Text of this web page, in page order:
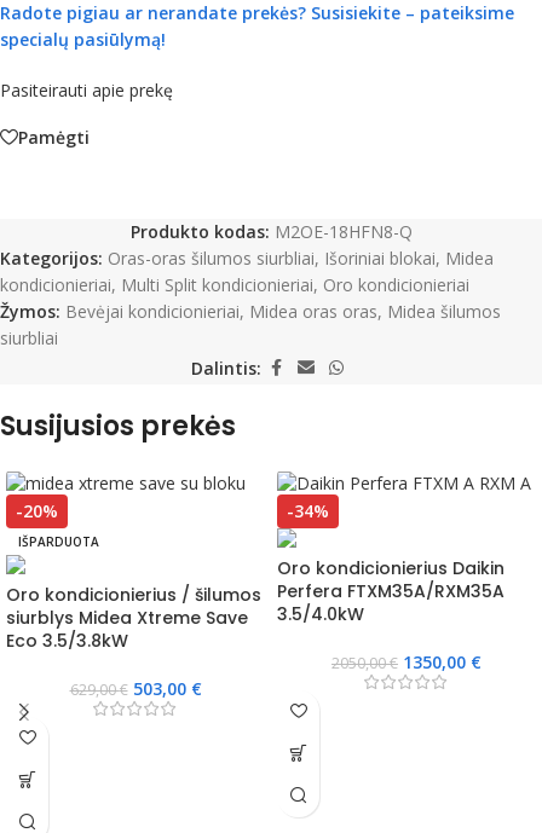
Radote pigiau ar nerandate prekės? Susisiekite – pateiksime
specialų pasiūlymą!
Pasiteirauti apie prekę
Pamėgti
Produkto kodas: M2OE-18HFN8-Q
Kategorijos: Oras-oras šilumos siurbliai, Išoriniai blokai, Midea
kondicionieriai, Multi Split kondicionieriai, Oro kondicionieriai
Žymos: Bevėjai kondicionieriai, Midea oras oras, Midea šilumos
siurbliai
Dalintis:
Susijusios prekės
-20%
IŠPARDUOTA
Oro kondicionierius / šilumos
siurblys Midea Xtreme Save
Eco 3.5/3.8kW
629,00€ 503,00 €
-34%
Oro kondicionierius Daikin
Perfera FTXM35A/RXM35A
3.5/4.0kW
2050,00€ 1350,00 €